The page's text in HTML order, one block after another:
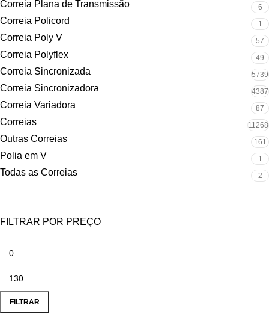
Correia Plana de Transmissão 6
Correia Policord 1
Correia Poly V 57
Correia Polyflex 49
Correia Sincronizada 5739
Correia Sincronizadora 4387
Correia Variadora 87
Correias 11268
Outras Correias 161
Polia em V 1
Todas as Correias 2
FILTRAR POR PREÇO
FILTRAR